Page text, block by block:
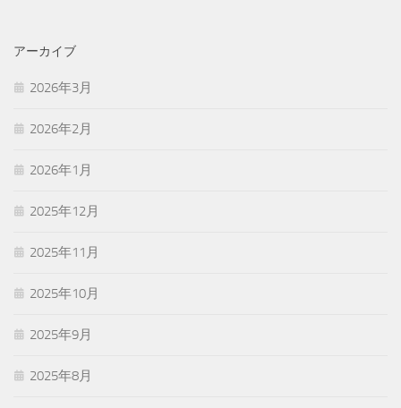
アーカイブ
2026年3月
2026年2月
2026年1月
2025年12月
2025年11月
2025年10月
2025年9月
2025年8月